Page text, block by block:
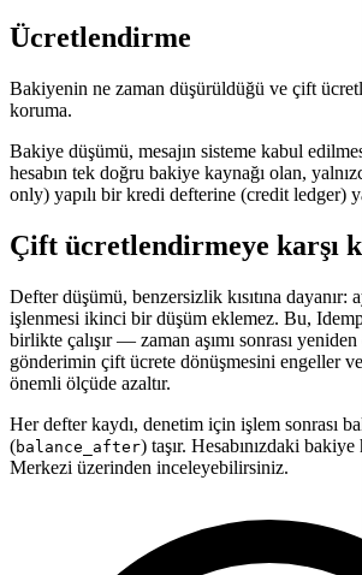
Ücretlendirme
Bakiyenin ne zaman düşürüldüğü ve çift
koruma.
Bakiye düşümü, mesajın sisteme kabul
hesabın tek doğru bakiye kaynağı olan,
only) yapılı bir kredi defterine (credit ledger)
Çift ücretlendirmeye karşı
Defter düşümü, benzersizlik kısıtına dayanır:
işlenmesi ikinci bir düşüm eklemez. Bu,
birlikte çalışır — zaman aşımı sonrası
gönderimin çift ücrete dönüşmesini engeller
önemli ölçüde azaltır.
Her defter kaydı, denetim için işlem sonrası
(balance_after) taşır. Hesabınızdaki
Merkezi üzerinden inceleyebilirsiniz.